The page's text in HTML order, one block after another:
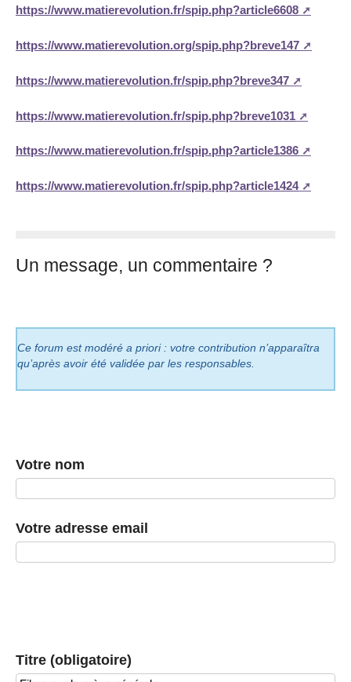
https://www.matierevolution.fr/spip.php?article6608
https://www.matierevolution.org/spip.php?breve147
https://www.matierevolution.fr/spip.php?breve347
https://www.matierevolution.fr/spip.php?breve1031
https://www.matierevolution.fr/spip.php?article1386
https://www.matierevolution.fr/spip.php?article1424
Un message, un commentaire ?
Ce forum est modéré a priori : votre contribution n’apparaîtra
qu’après avoir été validée par les responsables.
Votre nom
Votre adresse email
Titre (obligatoire)